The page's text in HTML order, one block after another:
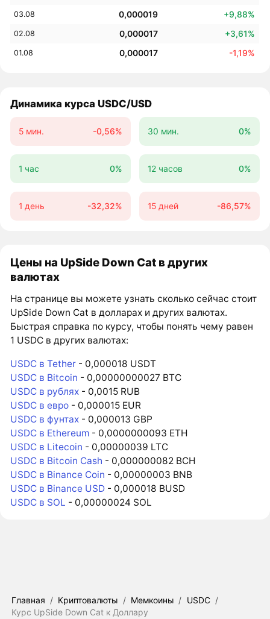
03.08 0,000019 +9,88%
02.08 0,000017 +3,61%
01.08 0,000017 -1,19%
Динамика курса USDC/USD
5 мин. -0,56% 30 мин. 0%
1 час 0% 12 часов 0%
1 день -32,32% 15 дней -86,57%
Цены на UpSide Down Cat в других
валютах
На странице вы можете узнать сколько сейчас стоит
UpSide Down Cat в долларах и других валютах.
Быстрая справка по курсу, чтобы понять чему равен
1 USDC в других валютах:
USDC в Tether - 0,000018 USDT
USDC в Bitcoin - 0,00000000027 BTC
USDC в рублях - 0,0015 RUB
USDC в евро - 0,000015 EUR
USDC в фунтах - 0,000013 GBP
USDC в Ethereum - 0,0000000093 ETH
USDC в Litecoin - 0,00000039 LTC
USDC в Bitcoin Cash - 0,000000082 BCH
USDC в Binance Coin - 0,00000003 BNB
USDC в Binance USD - 0,000018 BUSD
USDC в SOL - 0,00000024 SOL
Главная / Криптовалюты / Мемкоины / USDC /
Курс UpSide Down Cat к Доллару